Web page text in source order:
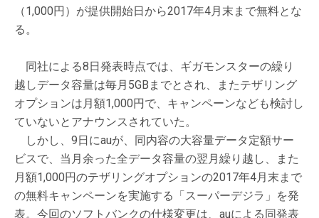
（1,000円）が提供開始日から2017年4月末まで無料とな
る。
同社による8日発表時点では、ギガモンスターの繰り
越しデータ容量は毎月5GBまでとされ、またテザリング
オプションは月額1,000円で、キャンペーンなども検討し
ていないとアナウンスされていた。
しかし、9日にauが、同内容の大容量データ定額サー
ビスで、当月余った全データ容量の翌月繰り越し、また
月額1,000円のテザリングオプションの2017年4月末まで
の無料キャンペーンを実施する「スーパーデジラ」を発
表。今回のソフトバンクの仕様変更は、auによる同発表